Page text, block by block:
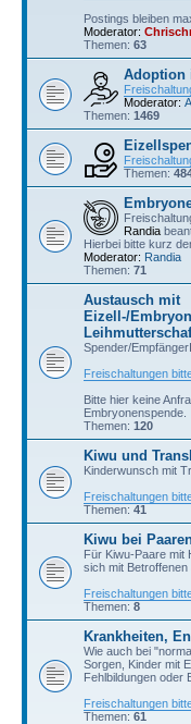
Postings bleiben
Moderator:
Themen: 63
Adoption
Moderator:
Themen: 1469
Themen:
Randia
Hierbei bitte kurz
Moderator: Randia
Themen: 71
Austausch mit
Eizell-/
Spender/
Freischaltungen
Bitte hier keine
Embryonenspende.
Themen: 120
Kiwu und
Kinderwunsch mit
Freischaltungen
Themen: 41
Kiwu bei
Für Kiwu-Paare mit
sich mit
Freischaltungen
Themen: 8
Krankheiten,
Wie auch bei
Sorgen, Kinder mit
Fehlbildungen oder
Freischaltungen
Themen: 61